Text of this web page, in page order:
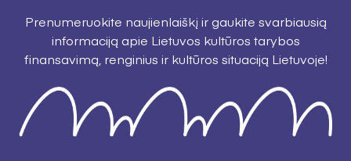
Prenumeruokite naujienlaiškį ir gaukite svarbiausią
informaciją apie Lietuvos kultūros tarybos
finansavimą, renginius ir kultūros situaciją Lietuvoje!